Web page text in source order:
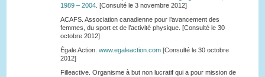
1989 – 2004. [Consulté le 3 novembre 2012]
ACAFS. Association canadienne pour l’avancement des
femmes, du sport et de l’activité physique. [Consulté le 30
octobre 2012]
Égale Action. www.egaleaction.com[Consulté le 30 octobre
2012]
Filleactive. Organisme à but non lucratif qui a pour mission de